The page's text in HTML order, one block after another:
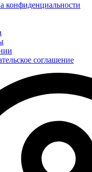
конфиденциальности
соглашение